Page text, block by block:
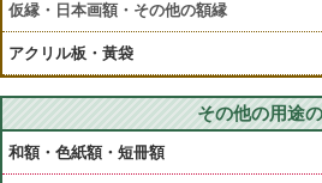
仮縁・日本画額・その他の額縁
アクリル板・黃袋
その他の用途
和額・色紙額・短冊額